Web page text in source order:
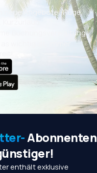
neue Angebote: Flüge,
Buchungsverwaltung
Abonnenten
enthält exklusive